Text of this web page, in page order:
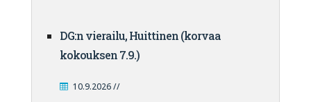
DG:n vierailu, Huittinen (korvaa
kokouksen 7.9.)
10.9.2026 //